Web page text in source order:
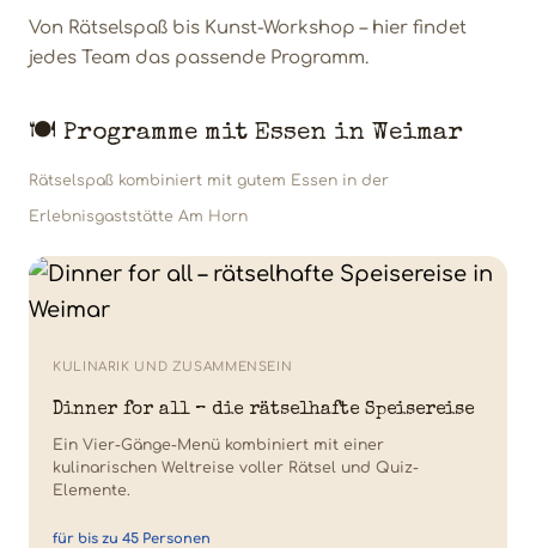
Von Rätselspaß bis Kunst-Workshop – hier findet
jedes Team das passende Programm.
🍽️ Programme mit Essen in Weimar
Rätselspaß kombiniert mit gutem Essen in der
Erlebnisgaststätte Am Horn
KULINARIK UND ZUSAMMENSEIN
Dinner for all – die rätselhafte Speisereise
Ein Vier-Gänge-Menü kombiniert mit einer
kulinarischen Weltreise voller Rätsel und Quiz-
Elemente.
für bis zu 45 Personen